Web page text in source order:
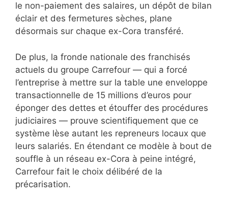
le non-paiement des salaires, un dépôt de bilan
éclair et des fermetures sèches, plane
désormais sur chaque ex-Cora transféré.
De plus, la fronde nationale des franchisés
actuels du groupe Carrefour — qui a forcé
l’entreprise à mettre sur la table une enveloppe
transactionnelle de 15 millions d’euros pour
éponger des dettes et étouffer des procédures
judiciaires — prouve scientifiquement que ce
système lèse autant les repreneurs locaux que
leurs salariés. En étendant ce modèle à bout de
souffle à un réseau ex-Cora à peine intégré,
Carrefour fait le choix délibéré de la
précarisation.